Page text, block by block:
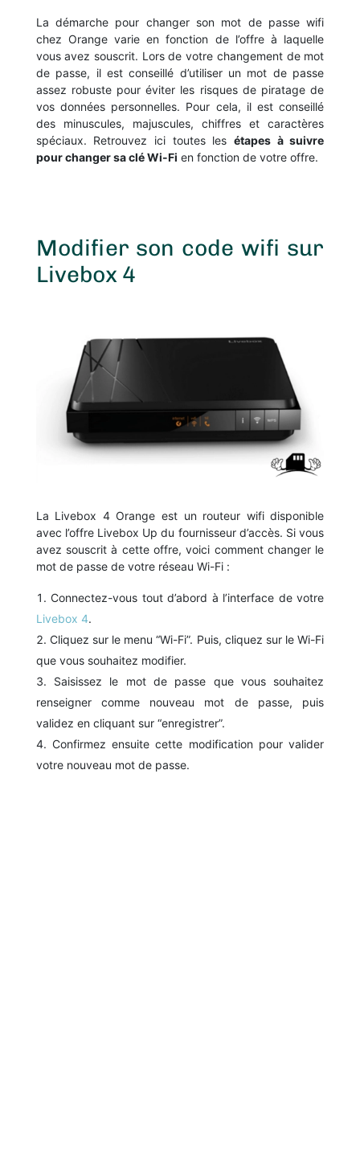
La démarche pour changer son mot de passe wifi
chez Orange varie en fonction de l’offre à laquelle
vous avez souscrit. Lors de votre changement de mot
de passe, il est conseillé d’utiliser un mot de passe
assez robuste pour éviter les risques de piratage de
vos données personnelles. Pour cela, il est conseillé
des minuscules, majuscules, chiffres et caractères
spéciaux. Retrouvez ici toutes les étapes à suivre
pour changer sa clé Wi-Fi en fonction de votre offre.
Modifier son code wifi sur
Livebox 4
La Livebox 4 Orange est un routeur wifi disponible
avec l’offre Livebox Up du fournisseur d’accès. Si vous
avez souscrit à cette offre, voici comment changer le
mot de passe de votre réseau Wi-Fi :
Connectez-vous tout d’abord à l’interface de votre
Livebox 4.
Cliquez sur le menu “Wi-Fi”. Puis, cliquez sur le Wi-Fi
que vous souhaitez modifier.
Saisissez le mot de passe que vous souhaitez
renseigner comme nouveau mot de passe, puis
validez en cliquant sur “enregistrer”.
Confirmez ensuite cette modification pour valider
votre nouveau mot de passe.